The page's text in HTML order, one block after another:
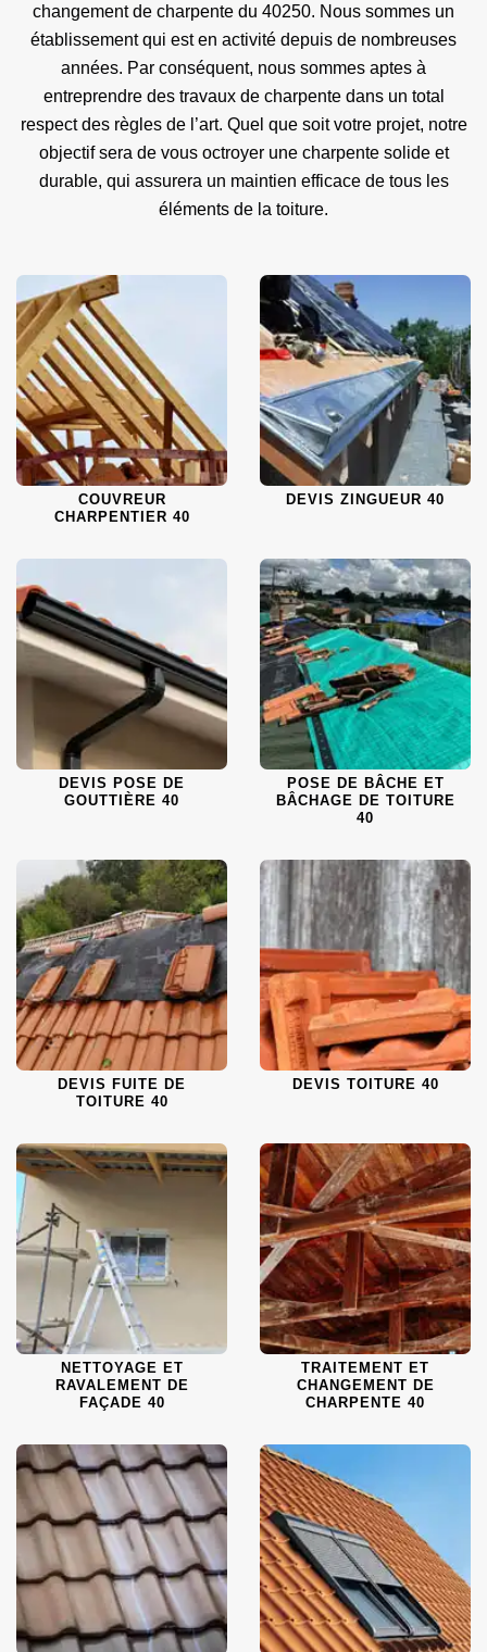
changement de charpente du 40250. Nous sommes un
établissement qui est en activité depuis de nombreuses
années. Par conséquent, nous sommes aptes à
entreprendre des travaux de charpente dans un total
respect des règles de l’art. Quel que soit votre projet, notre
objectif sera de vous octroyer une charpente solide et
durable, qui assurera un maintien efficace de tous les
éléments de la toiture.
COUVREUR
CHARPENTIER 40
DEVIS ZINGUEUR 40
DEVIS POSE DE
GOUTTIÈRE 40
POSE DE BÂCHE ET
BÂCHAGE DE TOITURE
40
DEVIS FUITE DE
TOITURE 40
DEVIS TOITURE 40
NETTOYAGE ET
RAVALEMENT DE
FAÇADE 40
TRAITEMENT ET
CHANGEMENT DE
CHARPENTE 40